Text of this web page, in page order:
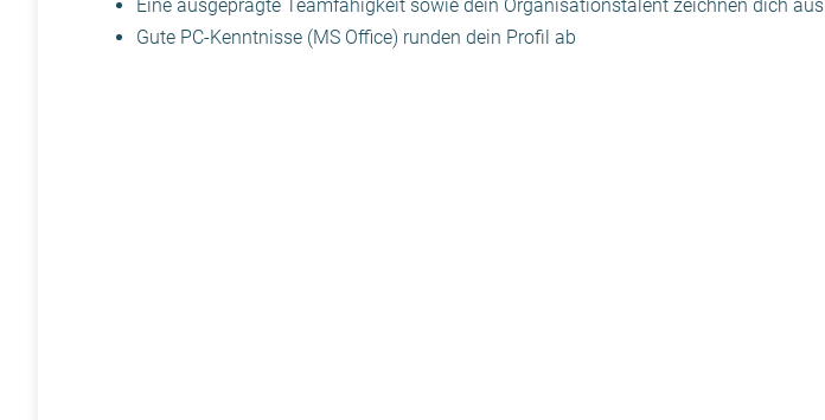
Eine ausgeprägte Teamfähigkeit sowie dein Organisationstalent zeichnen dich aus
Gute PC-Kenntnisse (MS Office) runden dein Profil ab